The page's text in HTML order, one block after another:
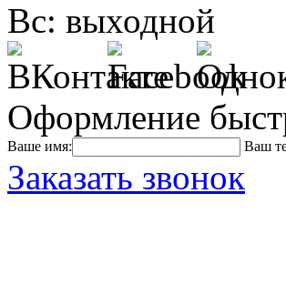
Вс: выходной
Оформление
Ваше имя: Ваш
Заказать звонок